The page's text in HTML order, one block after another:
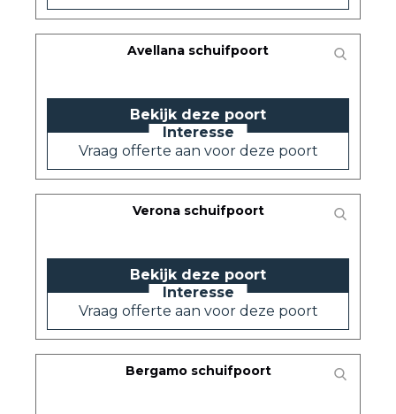
Avellana schuifpoort
Bekijk deze poort
Vraag offerte aan voor deze poort
Verona schuifpoort
Bekijk deze poort
Vraag offerte aan voor deze poort
Bergamo schuifpoort